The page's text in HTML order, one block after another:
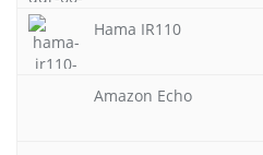
Hama IR110
Amazon Echo